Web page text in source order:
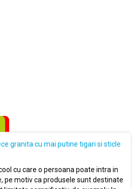
granita cu mai putine tigari si sticle
cu care o persoana poate intra in
pe motiv ca produsele sunt destinate